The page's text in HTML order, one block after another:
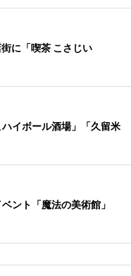
に「喫茶 こさじい
イボール酒場」「久留米
ント「魔法の美術館」